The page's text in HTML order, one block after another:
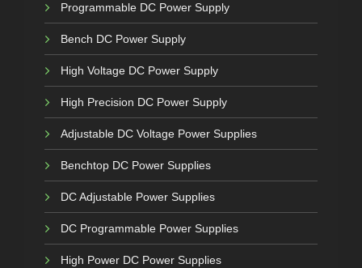
Programmable DC Power Supply
Bench DC Power Supply
High Voltage DC Power Supply
High Precision DC Power Supply
Adjustable DC Voltage Power Supplies
Benchtop DC Power Supplies
DC Adjustable Power Supplies
DC Programmable Power Supplies
High Power DC Power Supplies